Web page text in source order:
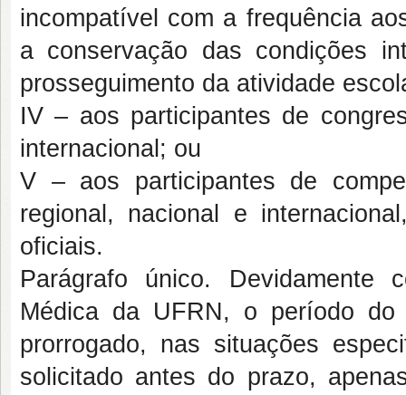
incompatível com a frequência
a conservação das condições
prosseguimento da atividade
IV – aos participantes de
internacional; ou
V – aos participantes de
regional, nacional e
oficiais.
Parágrafo único. Devidamente
Médica da UFRN, o período
prorrogado, nas situações
solicitado antes do prazo,